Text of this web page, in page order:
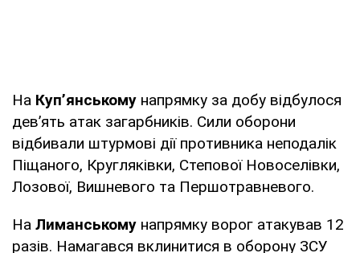
На Куп’янському напрямку за добу відбулося
дев’ять атак загарбників. Сили оборони
відбивали штурмові дії противника неподалік
Піщаного, Кругляківки, Степової Новоселівки,
Лозової, Вишневого та Першотравневого.
На Лиманському напрямку ворог атакував 12
разів. Намагався вклинитися в оборону ЗСУ